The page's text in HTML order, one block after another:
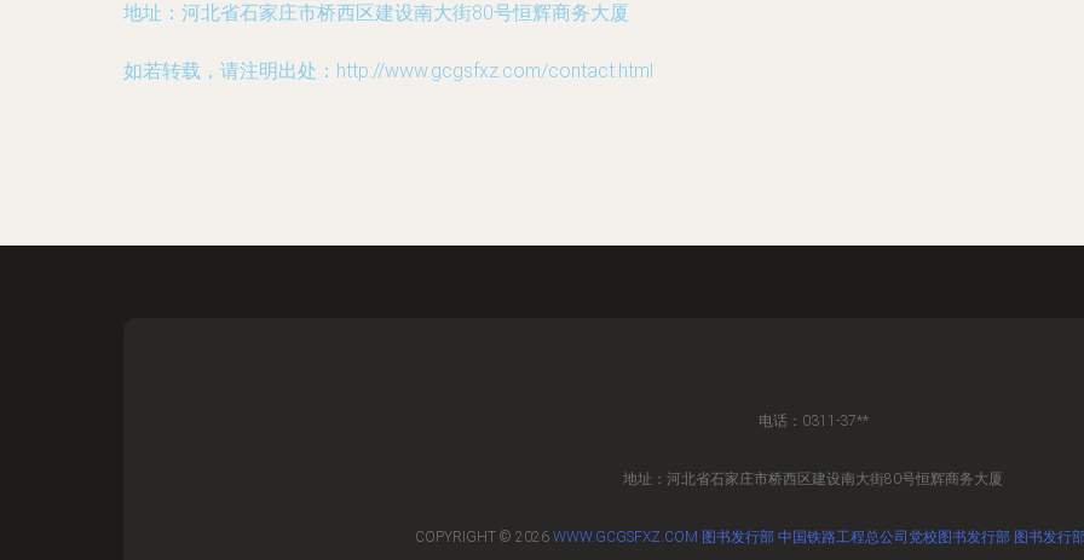
地址：河北省石家庄市桥西区建设南大街80号恒辉商务大厦
如若转载，请注明出处：http://www.gcgsfxz.com/contact.html
电话：0311-37**
地址：河北省石家庄市桥西区建设南大街80号恒辉商务大厦
COPYRIGHT © 2026 WWW.GCGSFXZ.COM 图书发行部 中国铁路工程总公司党校图书发行部 图书发行